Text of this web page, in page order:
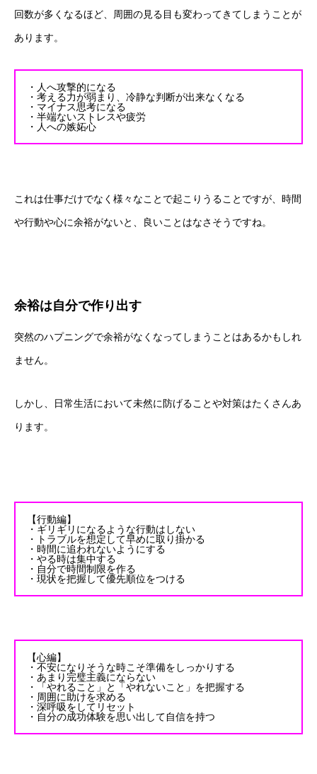
回数が多くなるほど、周囲の見る目も変わってきてしまうことが
あります。
・人へ攻撃的になる
・考える力が弱まり、冷静な判断が出来なくなる
・マイナス思考になる
・半端ないストレスや疲労
・人への嫉妬心
これは仕事だけでなく様々なことで起こりうることですが、時間
や行動や心に余裕がないと、良いことはなさそうですね。
余裕は自分で作り出す
突然のハプニングで余裕がなくなってしまうことはあるかもしれ
ません。
しかし、日常生活において未然に防げることや対策はたくさんあ
ります。
【行動編】
・ギリギリになるような行動はしない
・トラブルを想定して早めに取り掛かる
・時間に追われないようにする
・やる時は集中する
・自分で時間制限を作る
・現状を把握して優先順位をつける
【心編】
・不安になりそうな時こそ準備をしっかりする
・あまり完璧主義にならない
・「やれること」と「やれないこと」を把握する
・周囲に助けを求める
・深呼吸をしてリセット
・自分の成功体験を思い出して自信を持つ